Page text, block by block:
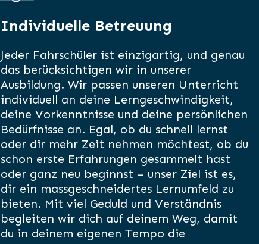
Individuelle Betreuung
Jeder Fahrschüler ist einzigartig, und genau
das berücksichtigen wir in unserer
Ausbildung. Wir passen unseren Unterricht
individuell an deine Lerngeschwindigkeit,
deine Vorkenntnisse und deine persönlichen
Bedürfnisse an. Egal, ob du schnell lernst
oder dir mehr Zeit nehmen möchtest, ob du
schon erste Erfahrungen gesammelt hast
oder ganz neu beginnst – unser Ziel ist es,
dir ein massgeschneidertes Lernumfeld zu
bieten. Mit viel Geduld und Verständnis
begleiten wir dich auf deinem Weg, damit
du in deinem eigenen Tempo die